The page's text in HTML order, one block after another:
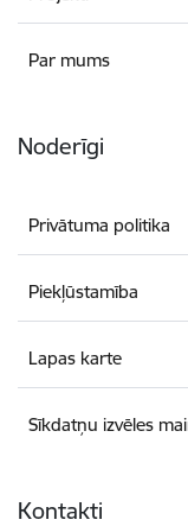
Par mums
Noderīgi
Privātuma politika
Piekļūstamība
Lapas karte
Sīkdatņu izvēles
Kontakti